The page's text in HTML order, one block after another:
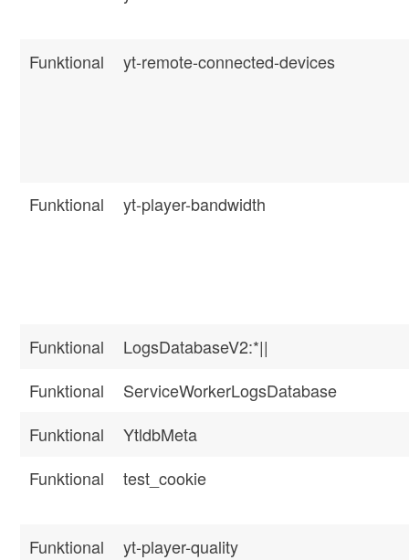
Funktional yt-remote-connected-devices
Funktional yt-player-bandwidth
Funktional
LogsDatabaseV2:*||
Funktional
ServiceWorkerLogsDatabase
Funktional
YtldbMeta
Funktional
test_cookie
Funktional yt-player-quality